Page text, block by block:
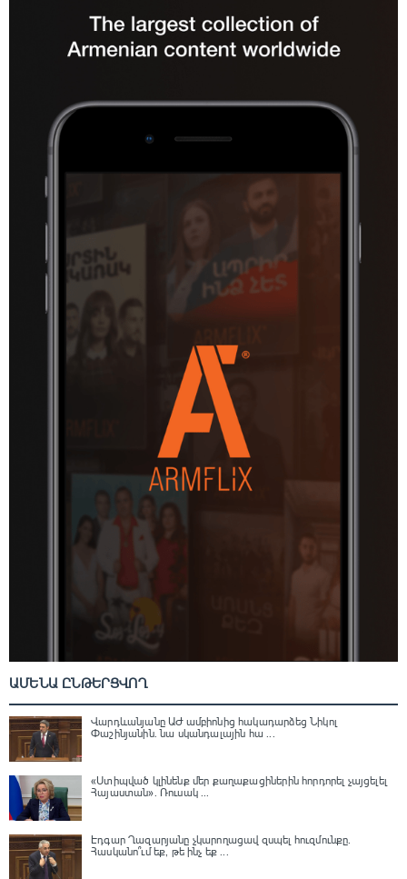
ԱՄԵՆԱ ԸՆԹԵՐՑՎՈՂ
Վարդևանյանը ԱԺ ամբիոնից հակադարձեց Նիկոլ
Փաշինյանին․ նա սկանդալային հա ...
«Ստիպված կլինենք մեր քաղաքացիներին հորդորել չայցելել
Հայաստան»․ Ռուսակ ...
Էդգար Ղազարյանը չկարողացավ զսպել հուզմունքը.
Հասկանո՞ւմ եք, թե ինչ եք ...